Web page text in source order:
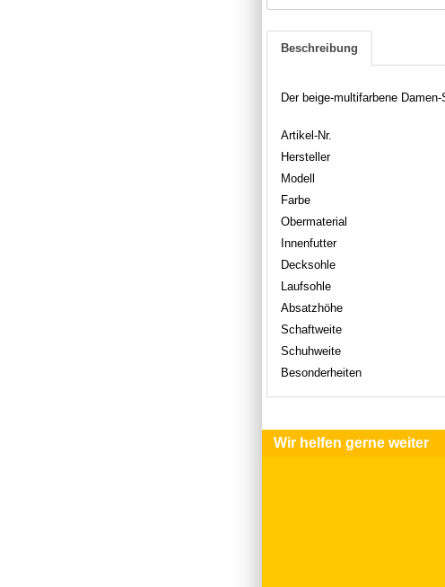
Beschreibung
Der beige-multifarbene
Artikel-Nr.
Hersteller
Modell
Farbe
Obermaterial
Innenfutter
Decksohle
Laufsohle
Absatzhöhe
Schaftweite
Schuhweite
Besonderheiten
Wir helfen gerne weiter